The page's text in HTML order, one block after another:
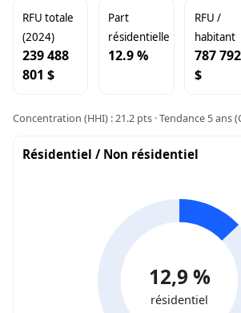
RFU totale
(2024)
239 488
801 $
Part
résidentielle
12.9 %
RFU /
habitant
787 792
$
Concentration (HHI) : 21.2 pts · Tendance 5 ans
Résidentiel / Non résidentiel
12,9 %
résidentiel